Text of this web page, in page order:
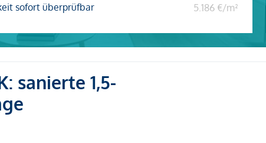
sofort überprüfbar 5.186 €/m²
sanierte 1,5-